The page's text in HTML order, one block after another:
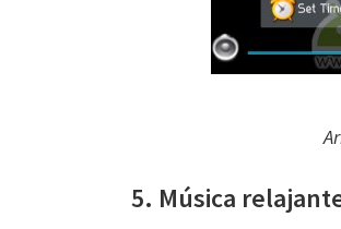
5. Música